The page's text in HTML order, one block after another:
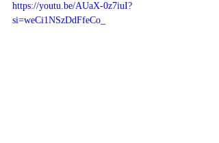
https://youtu.be/AUaX-0z7iuI?
si=weCi1NSzDdFfeCo_